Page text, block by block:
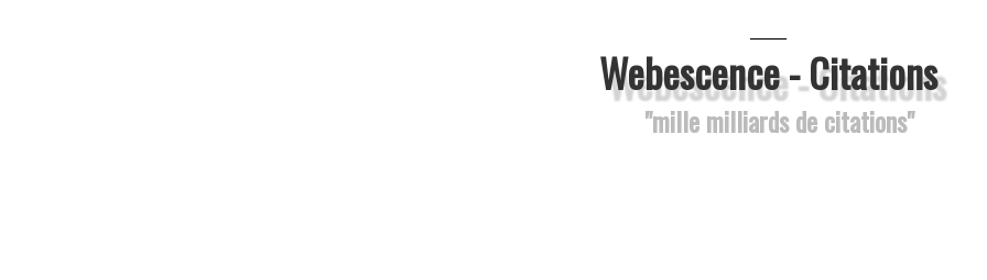
Webescence - Citations
"mille milliards de citations"